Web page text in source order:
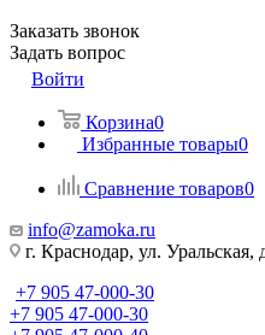
Заказать звонок
Задать вопрос
Войти
Корзина0
Избранные товары0
Сравнение товаров0
info@zamoka.ru
г. Краснодар, ул. Уральская,
+7 905 47-000-30
+7 905 47-000-30